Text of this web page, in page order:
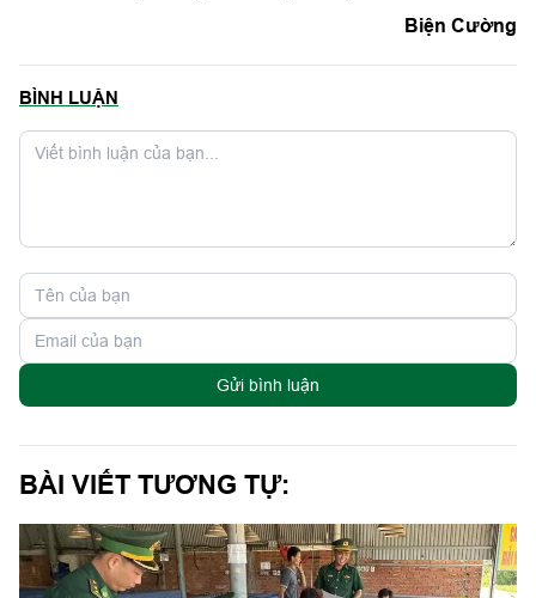
Biện Cường
BÌNH LUẬN
Gửi bình luận
BÀI VIẾT TƯƠNG TỰ: